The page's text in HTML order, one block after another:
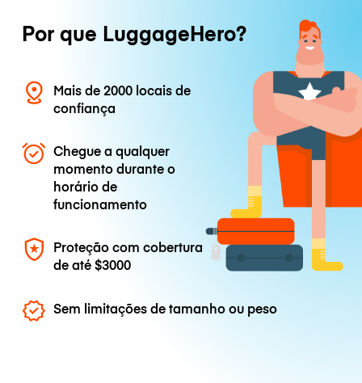
Por que LuggageHero?
Mais de 2000 locais de
confiança
Chegue a qualquer
momento durante o
horário de
funcionamento
Proteção com cobertura
de até$3000
Sem limitações de tamanho ou peso